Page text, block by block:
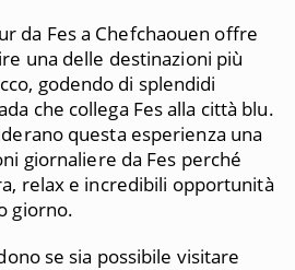
da Fes a Chefchaouen offre
una delle destinazioni più
godendo di splendidi
che collega Fes alla città blu.
questa esperienza una
giornaliere da Fes perché
relax e incredibili opportunità
giorno.
se sia possibile visitare